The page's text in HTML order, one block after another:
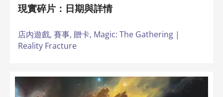
現實碎片：日期與詳情
店內遊戲, 賽事, 贈卡, Magic: The Gathering |
Reality Fracture